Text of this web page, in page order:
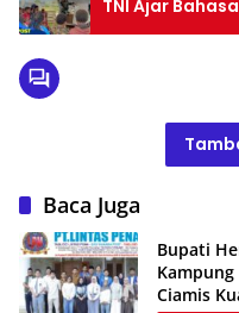
TNI Ajar
Baca Juga
Bupati
Ciamis